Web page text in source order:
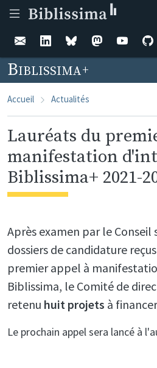
Biblissima
Accueil Actualités
Lauréats du
manifestation
Biblissima+ 2021-
Après examen par le Conseil
dossiers de candidature
premier appel à
Biblissima, le Comité de
retenu huit projets à
Le prochain appel sera lancé à